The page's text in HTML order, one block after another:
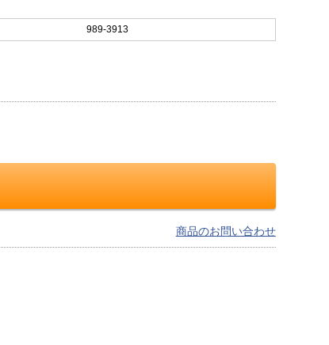
989-3913
商品のお問い合わせ